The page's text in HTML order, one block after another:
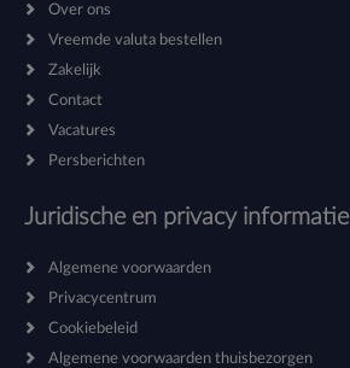
Over ons
Vreemde valuta bestellen
Zakelijk
Contact
Vacatures
Persberichten
Juridische en privacy informatie
Algemene voorwaarden
Privacycentrum
Cookiebeleid
Algemene voorwaarden thuisbezorgen